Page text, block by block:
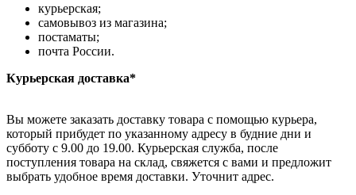
курьерская;
самовывоз из магазина;
постаматы;
почта России.
Курьерская доставка*
Вы можете заказать доставку товара с помощью курьера,
который прибудет по указанному адресу в будние дни и
субботу с 9.00 до 19.00. Курьерская служба, после
поступления товара на склад, свяжется с вами и предложит
выбрать удобное время доставки. Уточнит адрес.